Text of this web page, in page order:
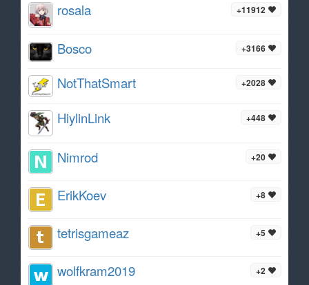
+11912
rosala
+3166
Bosco
+2028
NotThatSmart
+448
HiylinLink
+20
Nimrod
+8
ErikKoev
+5
tetrisgameaz
+2
wolfkram2019